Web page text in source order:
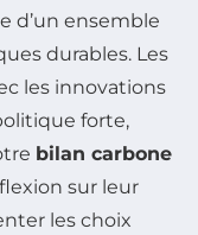
d’un ensemble
durables. Les
les innovations
forte,
bilan carbone
sur leur
les choix